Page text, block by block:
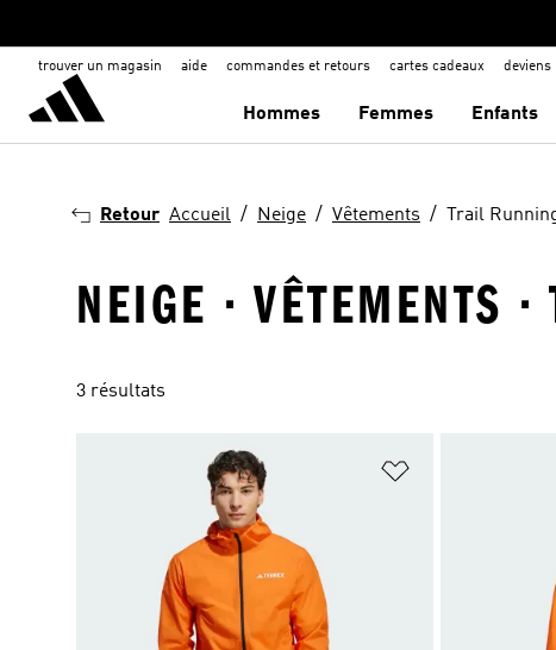
trouver un magasin aide commandes et retours cartes cadeaux deviens
Hommes Femmes Enfants
Retour Accueil Neige Vêtements Trail
NEIGE · VÊTEMENTS
3 résultats
Ajouter à la